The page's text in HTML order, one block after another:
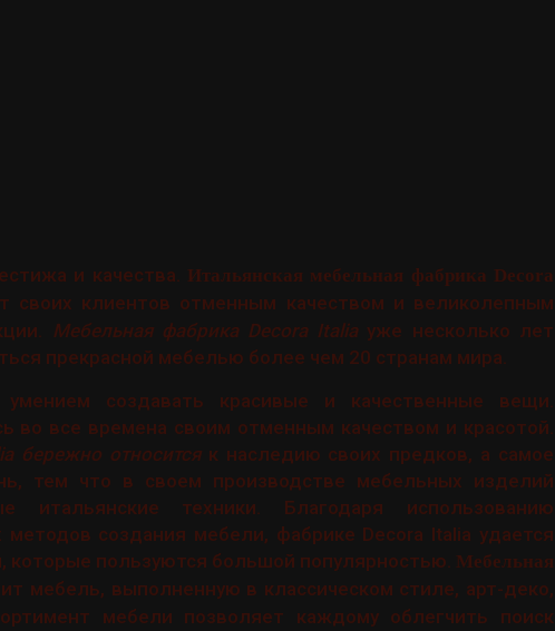
и качества. Итальянская мебельная фабрика Decora
своих клиентов отменным качеством и великолепным
Мебельная фабрика Decora Italia уже несколько лет
прекрасной мебелью более чем 20 странам мира.
умением создавать красивые и качественные вещи.
во все времена своим отменным качеством и красотой.
бережно относитсяк наследию своих предков, а самое
тем что в своем производстве мебельных изделий
итальянские техники. Благодаря использованию
создания мебели, фабрике Decora Italia удается
которые пользуются большой популярностью. Мебельная
мебель, выполненную в классическом стиле, арт-деко,
мебели позволяет каждому облегчить поиск